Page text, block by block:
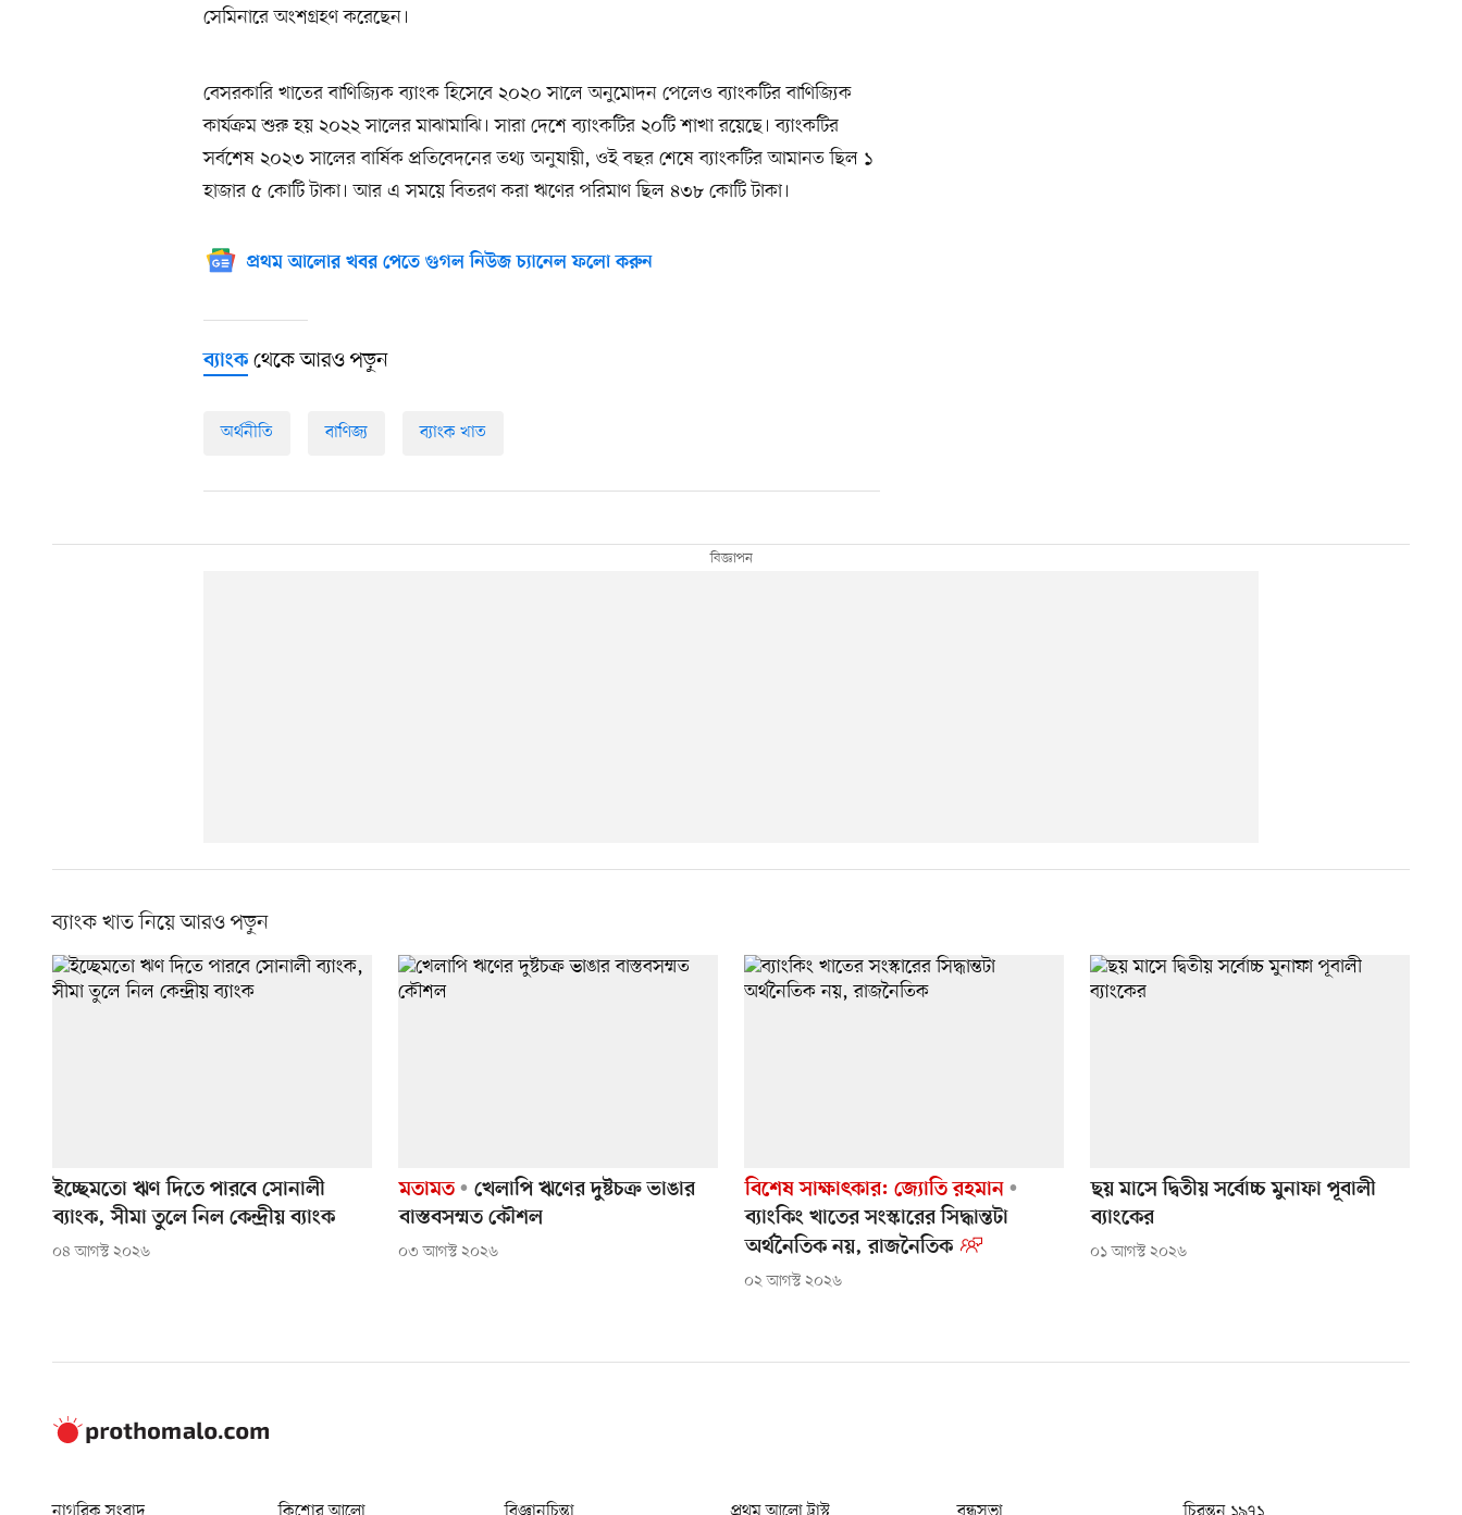
সেমিনারে অংশগ্রহণ করেছেন।
বেসরকারি খাতের বাণিজ্যিক ব্যাংক হিসেবে ২০২০ সালে অনুমোদন পেলেও ব্যাংকটির বাণিজ্যিক
কার্যক্রম শুরু হয় ২০২২ সালের মাঝামাঝি। সারা দেশে ব্যাংকটির ২০টি শাখা রয়েছে। ব্যাংকটির
সর্বশেষ ২০২৩ সালের বার্ষিক প্রতিবেদনের তথ্য অনুযায়ী, ওই বছর শেষে ব্যাংকটির আমানত ছিল ১
হাজার ৫ কোটি টাকা। আর এ সময়ে বিতরণ করা ঋণের পরিমাণ ছিল ৪৩৮ কোটি টাকা।
প্রথম আলোর খবর পেতে গুগল নিউজ চ্যানেল ফলো করুন
ব্যাংকথেকে আরও পড়ুন
অর্থনীতি বাণিজ্য ব্যাংক খাত
ব্যাংক খাত নিয়ে আরও পড়ুন
ইচ্ছেমতো ঋণ দিতে পারবে সোনালী
ব্যাংক, সীমা তুলে নিল কেন্দ্রীয় ব্যাংক
০৪ আগস্ট ২০২৬
মতামত
খেলাপি ঋণের দুষ্টচক্র ভাঙার
বাস্তবসম্মত কৌশল
০৩ আগস্ট ২০২৬
বিশেষ সাক্ষাৎকার: জ্যোতি রহমান
ব্যাংকিং খাতের সংস্কারের সিদ্ধান্তটা
অর্থনৈতিক নয়, রাজনৈতিক
০২ আগস্ট ২০২৬
ছয় মাসে দ্বিতীয় সর্বোচ্চ মুনাফা পূবালী
ব্যাংকের
০১ আগস্ট ২০২৬